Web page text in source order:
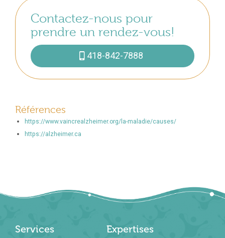
Contactez-nous pour
prendre un rendez-vous!
418-842-7888
Références
https://www.vaincrealzheimer.org/la-maladie/causes/
https://alzheimer.ca
Services Expertises